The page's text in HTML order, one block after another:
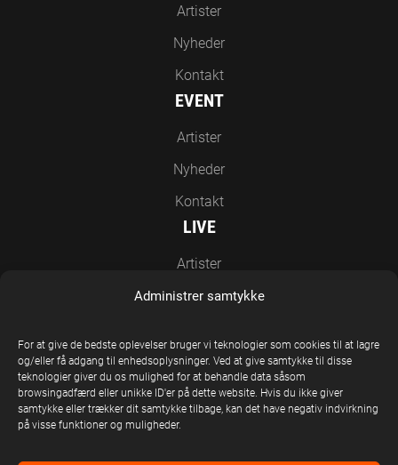
Administrer samtykke
For at give de bedste oplevelser bruger vi teknologier som cookies til at lagre
og/eller få adgang til enhedsoplysninger. Ved at give samtykke til disse
teknologier giver du os mulighed for at behandle data såsom
browsingadfærd eller unikke ID'er på dette website. Hvis du ikke giver
samtykke eller trækker dit samtykke tilbage, kan det have negativ indvirkning
på visse funktioner og muligheder.
Artister
Nyheder
Kontakt
EVENT
Artister
Nyheder
Kontakt
LIVE
Artister
Nyheder
EN DEL AF UNITED STAGE GROUP